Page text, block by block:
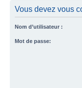
Vous devez vous
Nom d’utilisateur :
Mot de passe: